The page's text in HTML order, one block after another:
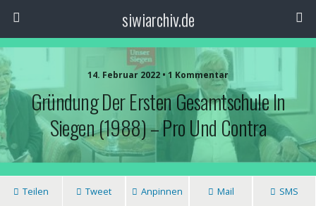
siwiarchiv.de
14. Februar 2022 • 1 Kommentar
Gründung Der Ersten Gesamtschule In
Siegen (1988) – Pro Und Contra
Teilen Tweet Anpinnen Mail SMS